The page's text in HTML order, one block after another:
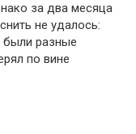
за два месяца
не удалось:
были разные
по вине